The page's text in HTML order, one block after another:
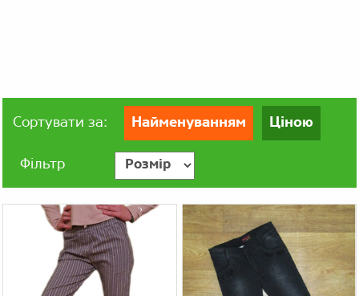
Сортувати за: Найменуванням Ціною
Фільтр